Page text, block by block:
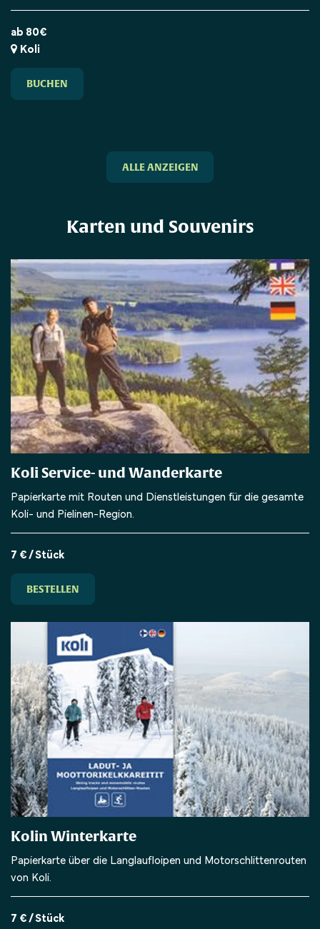
ab 80€
Koli
BUCHEN
ALLE ANZEIGEN
Karten und Souvenirs
Koli Service- und Wanderkarte
Papierkarte mit Routen und Dienstleistungen für die gesamte
Koli- und Pielinen-Region.
7 € / Stück
BESTELLEN
Kolin Winterkarte
Papierkarte über die Langlaufloipen und Motorschlittenrouten
von Koli.
7 € / Stück